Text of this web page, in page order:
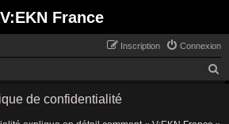
V:EKN France
Connexion
Inscription
de confidentialité